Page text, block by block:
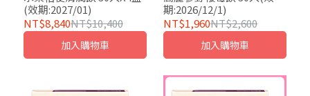
(效期:2027/01)
NT$8,840NT$10,400
加入購物車
期:2026/12/1)
NT$1,960NT$2,600
加入購物車